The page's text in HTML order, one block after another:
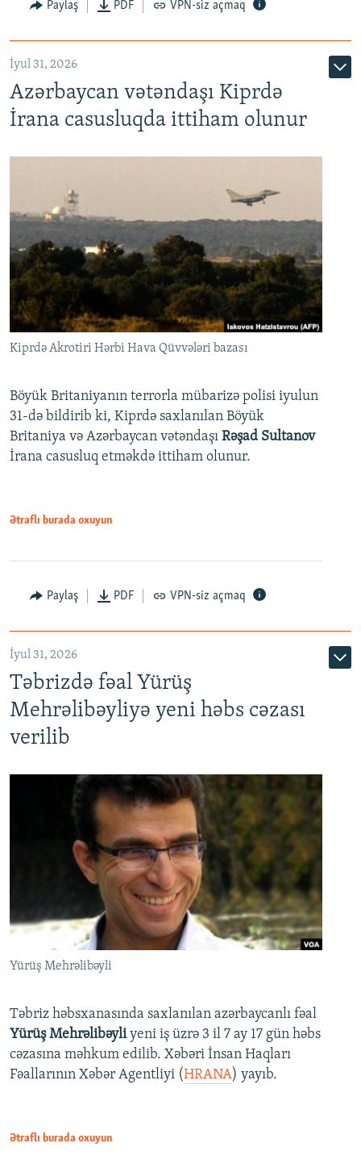
Paylaş PDF VPN-siz açmaq
İyul 31, 2026
Azərbaycan vətəndaşı Kiprdə
İrana casusluqda ittiham olunur
Kiprdə Akrotiri Hərbi Hava Qüvvələri bazası
Böyük Britaniyanın terrorla mübarizə polisi iyulun
31-də bildirib ki, Kiprdə saxlanılan Böyük
Britaniya və Azərbaycan vətəndaşı Rəşad Sultanov
İrana casusluq etməkdə ittiham olunur.
Ətraflı burada oxuyun
Paylaş PDF VPN-siz açmaq
İyul 31, 2026
Təbrizdə fəal Yürüş
Mehrəlibəyliyə yeni həbs cəzası
verilib
Yürüş Mehrəlibəyli
Təbriz həbsxanasında saxlanılan azərbaycanlı fəal
Yürüş Mehrəlibəyliyeni iş üzrə 3 il 7 ay 17 gün həbs
cəzasına məhkum edilib. Xəbəri İnsan Haqları
Fəallarının Xəbər Agentliyi (HRANA) yayıb.
Ətraflı burada oxuyun